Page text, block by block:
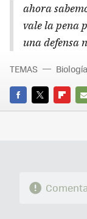
ahora
vale la pena
una defensa
FACEBOOK
TWITTER
TEMAS Biología